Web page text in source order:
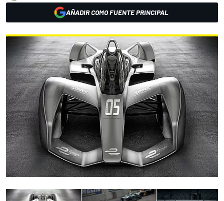
AÑADIR COMO FUENTE PRINCIPAL